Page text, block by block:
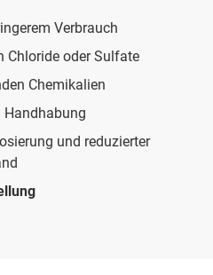
Verbrauch
Chloride oder Sulfate
Chemikalien
Handhabung
und reduzierter